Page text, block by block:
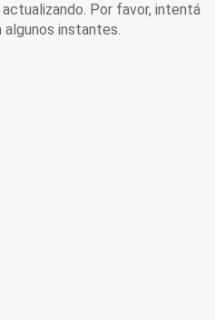
Por favor, intentá
algunos instantes.